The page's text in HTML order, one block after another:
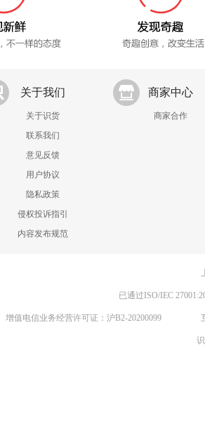
关于我们
关于识货
联系我们
意见反馈
用户协议
隐私政策
侵权投诉指引
内容发布规范
商家中心
商家合作
已通过ISO/IEC
增值电信业务经营许可证：沪B2-20200099